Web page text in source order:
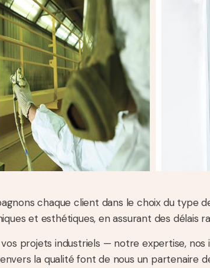
chaque client dans le choix du type
et esthétiques, en assurant des délais
projets industriels — notre expertise,
la qualité font de nous un partenaire